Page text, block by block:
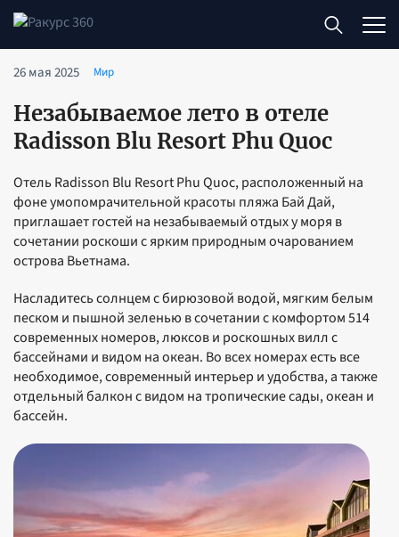
26 мая 2025 Мир
Незабываемое лето в отеле
Radisson Blu Resort Phu Quoc
Отель Radisson Blu Resort Phu Quoc, расположенный на
фоне умопомрачительной красоты пляжа Бай Дай,
приглашает гостей на незабываемый отдых у моря в
сочетании роскоши с ярким природным очарованием
острова Вьетнама.
Насладитесь солнцем с бирюзовой водой, мягким белым
песком и пышной зеленью в сочетании с комфортом 514
современных номеров, люксов и роскошных вилл с
бассейнами и видом на океан. Во всех номерах есть все
необходимое, современный интерьер и удобства, а также
отдельный балкон с видом на тропические сады, океан и
бассейн.